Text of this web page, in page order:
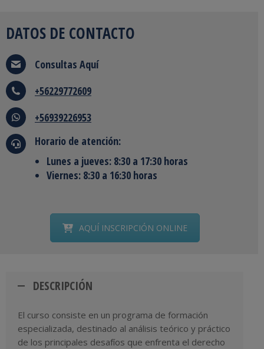
DATOS DE CONTACTO
Consultas Aquí
+56229772609
+56939226953
Horario de atención:
Lunes a jueves: 8:30 a 17:30 horas
Viernes: 8:30 a 16:30 horas
AQUÍ INSCRIPCIÓN ONLINE
DESCRIPCIÓN
El curso consiste en un programa de formación
especializada, destinado al análisis teórico y práctico
de los principales desafíos que enfrenta el derecho